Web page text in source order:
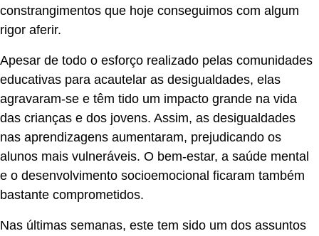
constrangimentos que hoje conseguimos com algum
rigor aferir.
Apesar de todo o esforço realizado pelas comunidades
educativas para acautelar as desigualdades, elas
agravaram-se e têm tido um impacto grande na vida
das crianças e dos jovens. Assim, as desigualdades
nas aprendizagens aumentaram, prejudicando os
alunos mais vulneráveis. O bem-estar, a saúde mental
e o desenvolvimento socioemocional ficaram também
bastante comprometidos.
Nas últimas semanas, este tem sido um dos assuntos